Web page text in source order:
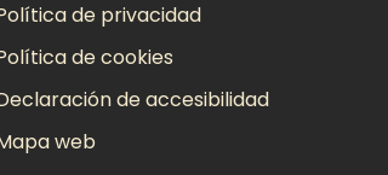
de privacidad
de cookies
de accesibilidad
web